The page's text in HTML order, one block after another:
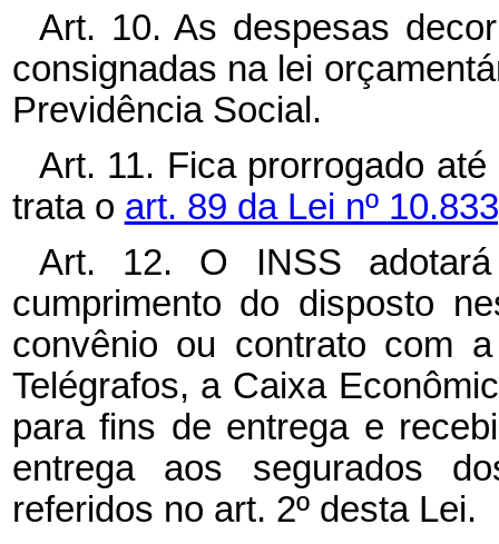
Art. 10. As despesas
consignadas na lei
Previdência Social.
Art. 11. Fica prorrogado
trata o art. 89 da Lei nº
Art. 12. O INSS
cumprimento do disposto
convênio ou contrato com
Telégrafos, a Caixa
para fins de entrega e
entrega aos segurados
referidos no art. 2º desta Lei.